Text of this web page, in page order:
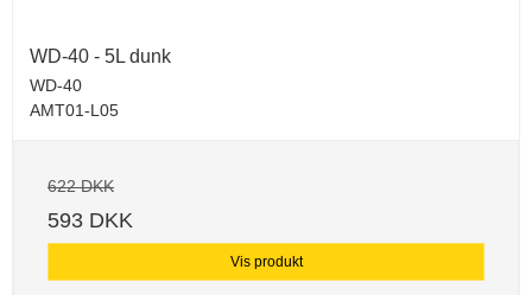
WD-40 - 5L dunk
WD-40
AMT01-L05
622 DKK
593 DKK
Vis produkt